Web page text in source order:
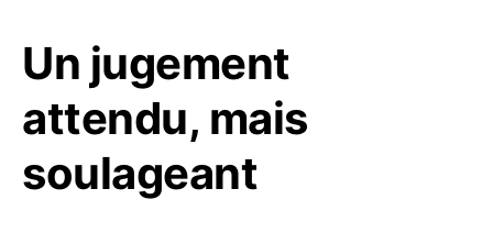
Un jugement
attendu, mais
soulageant